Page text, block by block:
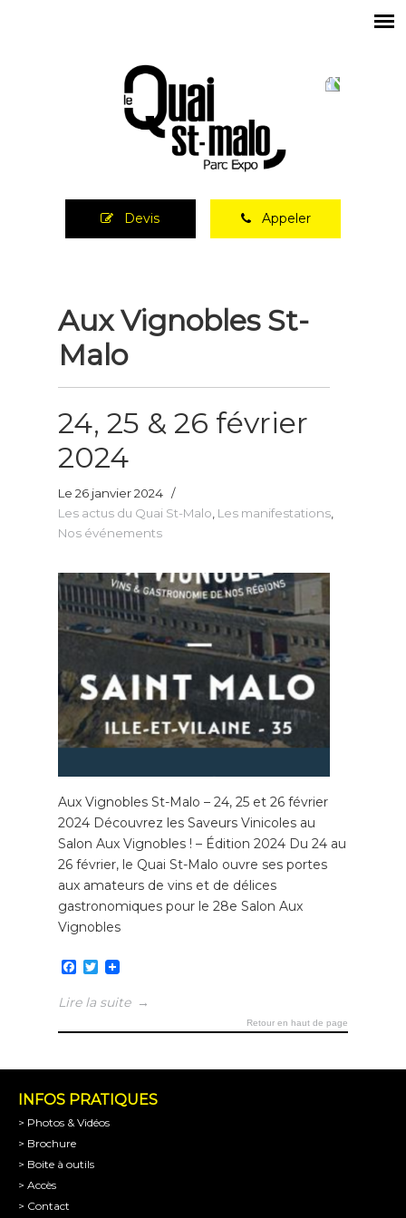
Devis Appeler
Aux Vignobles St-
Malo
24, 25 & 26 février
2024
Le 26 janvier 2024 /
Les actus du Quai St-Malo Les manifestations
Nos événements
Aux Vignobles St-Malo – 24, 25 et 26 février
2024 Découvrez les Saveurs Vinicoles au
Salon Aux Vignobles ! – Édition 2024 Du 24 au
26 février, le Quai St-Malo ouvre ses portes
aux amateurs de vins et de délices
gastronomiques pour le 28e Salon Aux
Vignobles
Facebook
Twitter
Lire la suite →
Retour en haut de page
INFOS PRATIQUES
> Photos & Vidéos
> Brochure
> Boite à outils
> Accès
> Contact